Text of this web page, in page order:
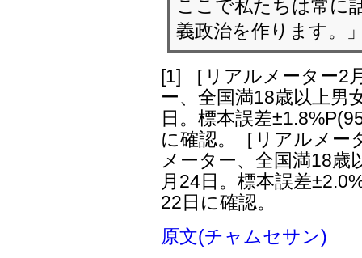
ここで私たちは常に
義政治を作ります。
[1] ［リアルメーター2
ー、全国満18歳以上男
日。標本誤差
に確認。［リアルメー
メーター、全国満18歳
月24日。標本誤差
22日に確認。
原文(チャムセサン)